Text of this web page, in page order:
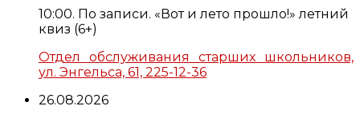
10:00. По записи. «Вот и лето прошло!» летний
квиз (6+)
Отдел обслуживания старших школьников,
ул. Энгельса, 61, 225-12-36
26.08.2026